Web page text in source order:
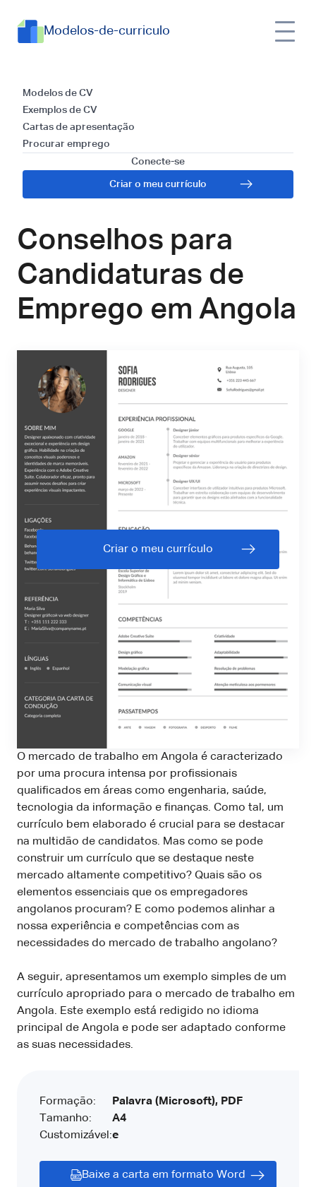
Modelos-de-curriculo
Modelos de CV
Exemplos de CV
Cartas de apresentação
Procurar emprego
Conecte-se
Criar o meu currículo
Guia para
Elaboração de um
CV para o Mercado
Angolano e
Conselhos para
Candidaturas de
Emprego em Angola
Criar o meu currículo
O mercado de trabalho em Angola é caracterizado
por uma procura intensa por profissionais
qualificados em áreas como engenharia, saúde,
tecnologia da informação e finanças. Como tal, um
currículo bem elaborado é crucial para se destacar
na multidão de candidatos. Mas como se pode
construir um currículo que se destaque neste
mercado altamente competitivo? Quais são os
elementos essenciais que os empregadores
angolanos procuram? E como podemos alinhar a
nossa experiência e competências com as
necessidades do mercado de trabalho angolano?
A seguir, apresentamos um exemplo simples de um
currículo apropriado para o mercado de trabalho em
Angola. Este exemplo está redigido no idioma
principal de Angola e pode ser adaptado conforme
as suas necessidades.
Formação:
Tamanho:
Customizável:
Palavra (Microsoft), PDF
A4
e
Baixe a carta em formato Word